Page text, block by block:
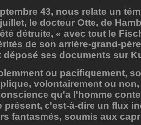
43, nous relate un
le docteur Otte, de
détruite, « avec tout le
de son arrière-grand-
déposé ses documents sur
ou pacifiquement,
volontairement ou
qu'a l'homme
présent, c'est-à-dire un flux
fantasmés, soumis aux